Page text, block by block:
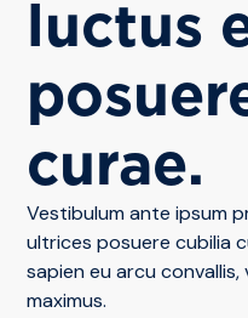
luctus
curae.
Vestibulum ante ipsum
ultrices posuere cubilia
sapien eu arcu
maximus.